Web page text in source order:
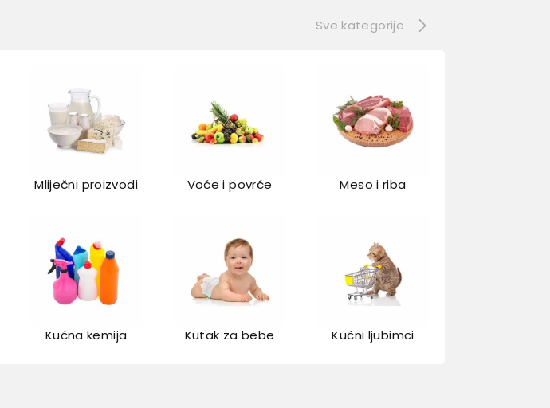
Sve kategorije
Mliječni proizvodi Voće i povrće Meso i riba
Kućna kemija Kutak za bebe Kućni ljubimci